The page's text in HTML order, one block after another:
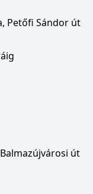
Petőfi Sándor út
út